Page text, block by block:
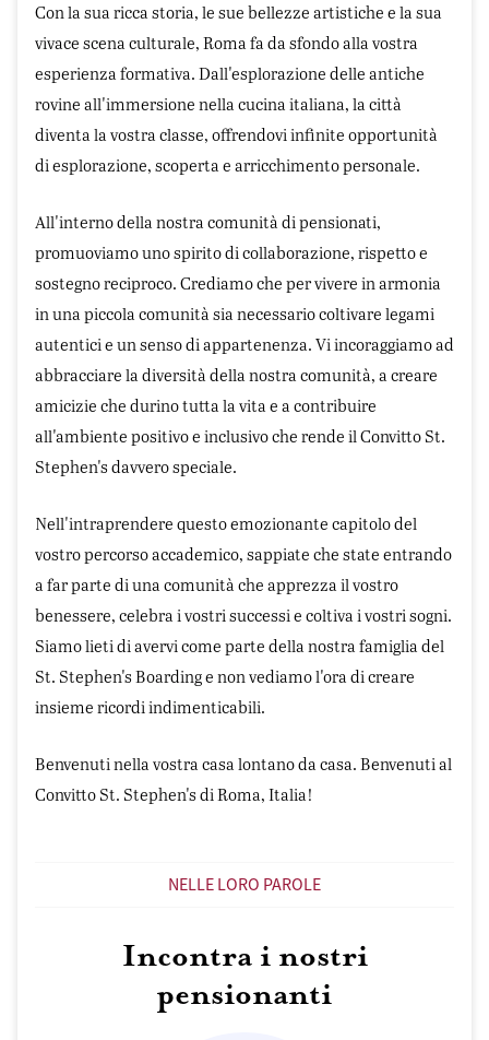
Con la sua ricca storia, le sue bellezze artistiche e la sua
vivace scena culturale, Roma fa da sfondo alla vostra
esperienza formativa. Dall'esplorazione delle antiche
rovine all'immersione nella cucina italiana, la città
diventa la vostra classe, offrendovi infinite opportunità
di esplorazione, scoperta e arricchimento personale.
All'interno della nostra comunità di pensionati,
promuoviamo uno spirito di collaborazione, rispetto e
sostegno reciproco. Crediamo che per vivere in armonia
in una piccola comunità sia necessario coltivare legami
autentici e un senso di appartenenza. Vi incoraggiamo ad
abbracciare la diversità della nostra comunità, a creare
amicizie che durino tutta la vita e a contribuire
all'ambiente positivo e inclusivo che rende il Convitto St.
Stephen's davvero speciale.
Nell'intraprendere questo emozionante capitolo del
vostro percorso accademico, sappiate che state entrando
a far parte di una comunità che apprezza il vostro
benessere, celebra i vostri successi e coltiva i vostri sogni.
Siamo lieti di avervi come parte della nostra famiglia del
St. Stephen's Boarding e non vediamo l'ora di creare
insieme ricordi indimenticabili.
Benvenuti nella vostra casa lontano da casa. Benvenuti al
Convitto St. Stephen's di Roma, Italia!
NELLE LORO PAROLE
Incontra i nostri
pensionanti